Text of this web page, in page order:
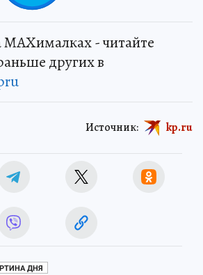
- читайте
других в
Источник: kp.ru
ДНЯ